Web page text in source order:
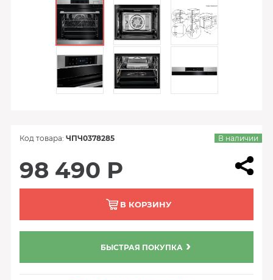
Код товара: ЧПЧ0378285 В наличии
98 490 Р
В КОРЗИНУ
БЫСТРАЯ ПОКУПКА